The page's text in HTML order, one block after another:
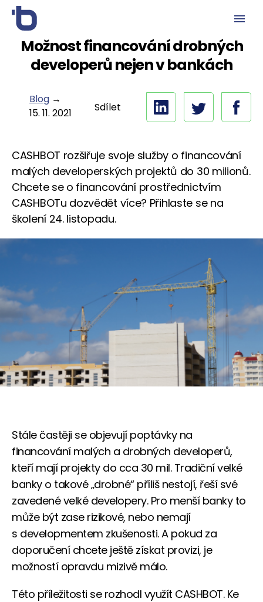
Možnost financování drobných
developerů nejen v bankách
Blog →
15. 11. 2021
Sdílet
CASHBOT rozšiřuje svoje služby o financování
malých developerských projektů do 30 milionů.
Chcete se o financování prostřednictvím
CASHBOTu dozvědět více? Přihlaste se na
školení 24. listopadu.
Stále častěji se objevují poptávky na
financování malých a drobných developerů,
kteří mají projekty do cca 30 mil. Tradiční velké
banky o takové „drobné“ příliš nestojí, řeší své
zavedené velké developery. Pro menší banky to
může být zase rizikové, nebo nemají
s developmentem zkušenosti. A pokud za
doporučení chcete ještě získat provizi, je
možností opravdu mizivě málo.
Této příležitosti se rozhodl využít CASHBOT. Ke